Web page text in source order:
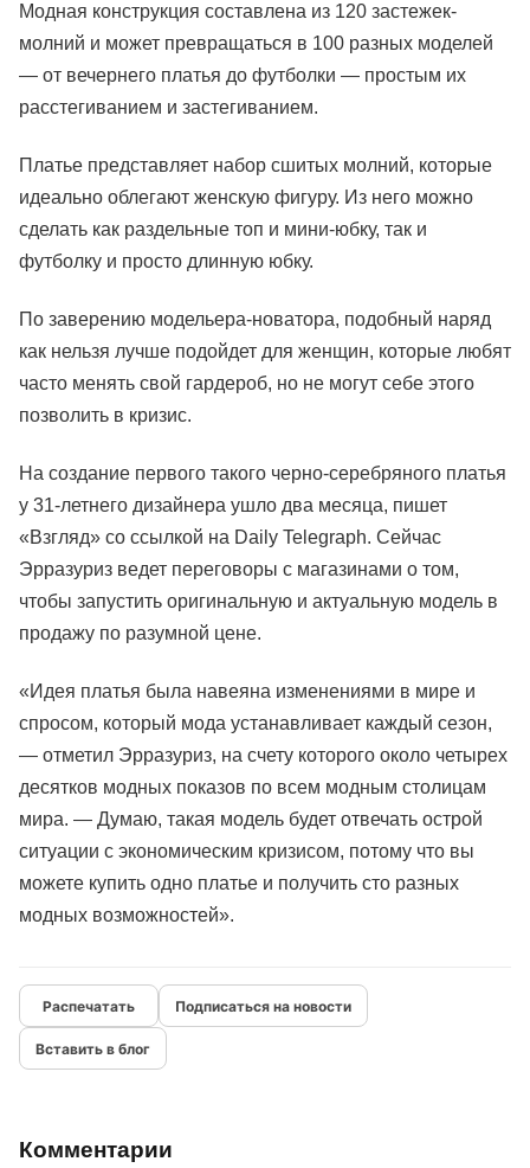
Модная конструкция составлена из 120 застежек-
молний и может превращаться в 100 разных моделей
— от вечернего платья до футболки — простым их
расстегиванием и застегиванием.
Платье представляет набор сшитых молний, которые
идеально облегают женскую фигуру. Из него можно
сделать как раздельные топ и мини-юбку, так и
футболку и просто длинную юбку.
По заверению модельера-новатора, подобный наряд
как нельзя лучше подойдет для женщин, которые любят
часто менять свой гардероб, но не могут себе этого
позволить в кризис.
На создание первого такого черно-серебряного платья
у 31-летнего дизайнера ушло два месяца, пишет
«Взгляд» со ссылкой на Daily Telegraph. Сейчас
Эрразуриз ведет переговоры с магазинами о том,
чтобы запустить оригинальную и актуальную модель в
продажу по разумной цене.
«Идея платья была навеяна изменениями в мире и
спросом, который мода устанавливает каждый сезон,
— отметил Эрразуриз, на счету которого около четырех
десятков модных показов по всем модным столицам
мира. — Думаю, такая модель будет отвечать острой
ситуации с экономическим кризисом, потому что вы
можете купить одно платье и получить сто разных
модных возможностей».
Подписаться на новости
Вставить в блог
Комментарии